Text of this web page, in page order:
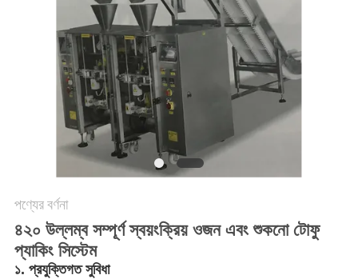
অনুরোধ
SITEMAP
গোপনীয়তা
নীতি
পণ্যের বর্ণনা
৪২০ উল্লম্ব সম্পূর্ণ স্বয়ংক্রিয় ওজন এবং শুকনো টোফু
প্যাকিং সিস্টেম
১. প্রযুক্তিগত সুবিধা